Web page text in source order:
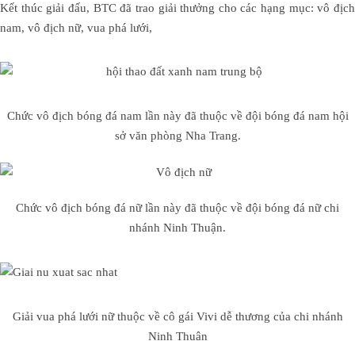
Kết thúc giải đấu, BTC đã trao giải thưởng cho các hạng mục: vô địch
nam, vô địch nữ, vua phá lưới,
Chức vô địch bóng đá nam lần này đã thuộc về đội bóng đá nam hội
sở văn phòng Nha Trang.
Chức vô địch bóng đá nữ lần này đã thuộc về đội bóng đá nữ chi
nhánh Ninh Thuận.
Giải vua phá lưới nữ thuộc về cô gái Vivi dễ thương của chi nhánh
Ninh Thuận